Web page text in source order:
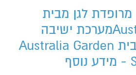
לגן מבית
Australia Gardenמערכת ישיבה
מרופדת לגן מבית Australia Garden